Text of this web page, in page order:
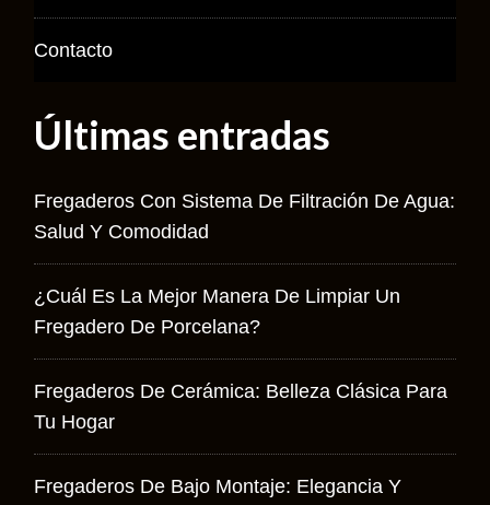
Contacto
Últimas entradas
Fregaderos Con Sistema De Filtración De Agua:
Salud Y Comodidad
¿Cuál Es La Mejor Manera De Limpiar Un
Fregadero De Porcelana?
Fregaderos De Cerámica: Belleza Clásica Para
Tu Hogar
Fregaderos De Bajo Montaje: Elegancia Y